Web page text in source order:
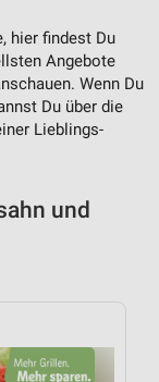
hier findest Du
Angebote
Wenn Du
Du über die
Lieblings-
und